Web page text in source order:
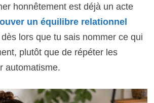
honnêtement est déjà un acte
un équilibre relationnel
lors que tu sais nommer ce qui
plutôt que de répéter les
automatisme.